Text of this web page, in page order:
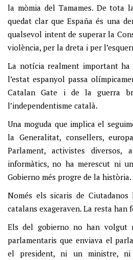
la mòmia del Tamames. De tota
quedat clar que España és una
qualsevol intent de superar la
violència, per la dreta i per
La notícia realment important
l’estat espanyol passa
Catalan Gate i de la guerra
l’independentisme català.
Una moguda que implica el
la Generalitat, consellers,
Parlament, activistes diversos,
informàtics, no ha merescut ni
Gobierno més progre de la història.
Només els sicaris de
catalans exageraven. La resta han
Els del gobierno no han volgut
parlamentaris que enviava el
el president, ni un ministre, ni